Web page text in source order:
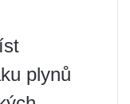
plynů